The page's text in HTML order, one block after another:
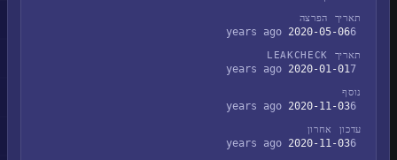
תאריך הפרצה
2020-05-06
תאריך LEAKCHECK
2020-01-01
נוסף
2020-11-03
עדכון אחרון
2020-11-03